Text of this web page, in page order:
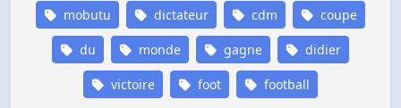
mobutu dictateur cdm coupe
du monde gagne didier
victoire foot football